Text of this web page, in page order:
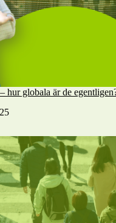
hur globala är de